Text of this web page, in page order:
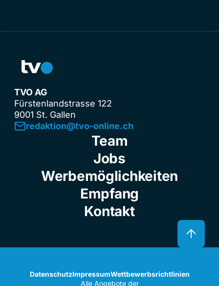
TVO AG
Fürstenlandstrasse 122
9001 St. Gallen
redaktion@tvo-online.ch
Team
Jobs
Werbemöglichkeiten
Empfang
Kontakt
DatenschutzImpressumWettbewerbsrichtlinien
Alle Angebote der